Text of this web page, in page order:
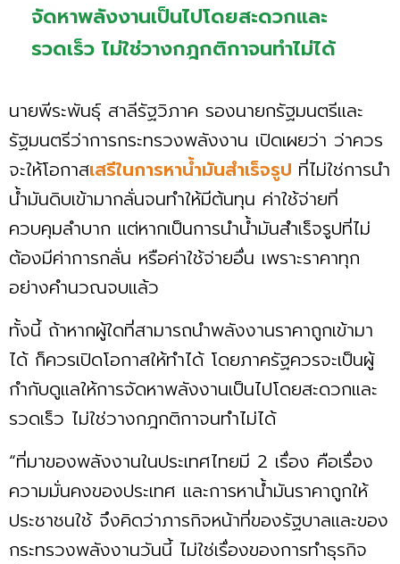
จัดหาพลังงานเป็นไปโดยสะดวกและ
รวดเร็ว ไม่ใช่วางกฎกติกาจนทำไม่ได้
นายพีระพันธุ์ สาลีรัฐวิภาค รองนายกรัฐมนตรีและ
รัฐมนตรีว่าการกระทรวงพลังงาน เปิดเผยว่า ว่าควร
จะให้โอกาสเสรีในการหาน้ำมันสำเร็จรูป ที่ไม่ใช่การนำ
น้ำมันดิบเข้ามากลั่นจนทำให้มีต้นทุน ค่าใช้จ่ายที่
ควบคุมลำบาก แต่หากเป็นการนำน้ำมันสำเร็จรูปที่ไม่
ต้องมีค่าการกลั่น หรือค่าใช้จ่ายอื่น เพราะราคาทุก
อย่างคำนวณจบแล้ว
ทั้งนี้ ถ้าหากผู้ใดที่สามารถนำพลังงานราคาถูกเข้ามา
ได้ ก็ควรเปิดโอกาสให้ทำได้ โดยภาครัฐควรจะเป็นผู้
กำกับดูแลให้การจัดหาพลังงานเป็นไปโดยสะดวกและ
รวดเร็ว ไม่ใช่วางกฎกติกาจนทำไม่ได้
“ที่มาของพลังงานในประเทศไทยมี 2 เรื่อง คือเรื่อง
ความมั่นคงของประเทศ และการหาน้ำมันราคาถูกให้
ประชาชนใช้ จึงคิดว่าภารกิจหน้าที่ของรัฐบาลและของ
กระทรวงพลังงานวันนี้ ไม่ใช่เรื่องของการทำธุรกิจ